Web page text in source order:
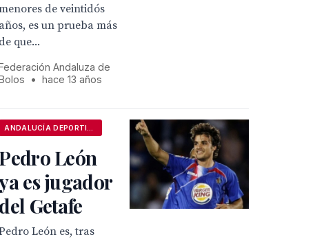
de veintidós
años, es un prueba más
de que...
Andaluza de
• hace 13 años
Pedro León
es jugador
del Getafe
León es, tras